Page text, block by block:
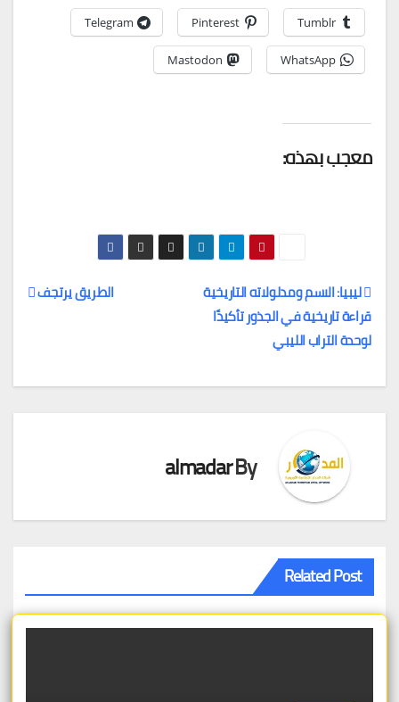
Tumblr
Pinterest
Telegram
WhatsApp
Mastodon
معجب بهذه:
تصفّح
المقالات
الطريق يرتجف
ليبيا: الاسم ومدلولاته التاريخية
قراءة تاريخية في الجذور تأكيدًا
لوحدة التراب الليبي
By
almadar
Related Post